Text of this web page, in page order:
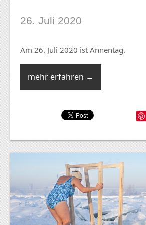
26. Juli 2020
Am 26. Juli 2020 ist Annentag.
mehr erfahren →